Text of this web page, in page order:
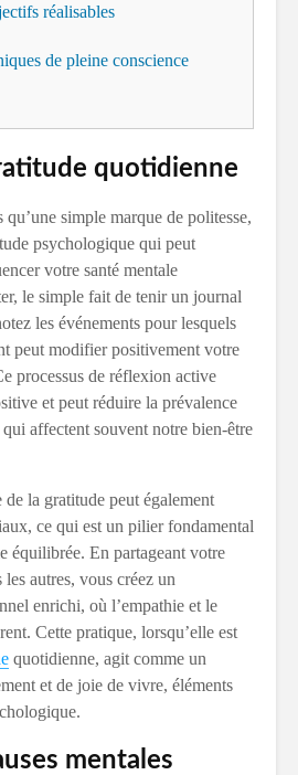
réalisables
de pleine conscience
quotidienne
simple marque de politesse,
psychologique qui peut
votre santé mentale
le simple fait de tenir un journal
les événements pour lesquels
peut modifier positivement votre
processus de réflexion active
et peut réduire la prévalence
qui affectent souvent notre bien-être
de la gratitude peut également
ce qui est un pilier fondamental
équilibrée. En partageant votre
les autres, vous créez un
enrichi, où l’empathie et le
Cette pratique, lorsqu’elle est
quotidienne, agit comme un
et de joie de vivre, éléments
mentales